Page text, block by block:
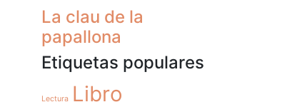
La clau de la
papallona
Etiquetas populares
Lectura Libro